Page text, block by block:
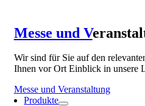
Messe und V
Wir sind für Sie auf den
Ihnen vor Ort Einblick in unsere
Messe und Veranstaltung
Produkte